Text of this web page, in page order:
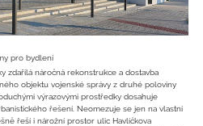
pro bydlení
zdařilá náročná rekonstrukce a dostavba
objektu vojenské správy z druhé poloviny
výrazovými prostředky dosahuje
řešení. Neomezuje se jen na vlastní
řeší i nárožní prostor ulic Havlíčkova